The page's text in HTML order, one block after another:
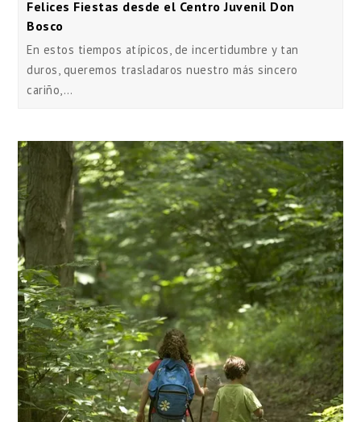
Felices Fiestas desde el Centro Juvenil Don
Bosco
En estos tiempos atípicos, de incertidumbre y tan
duros, queremos trasladaros nuestro más sincero
cariño,…